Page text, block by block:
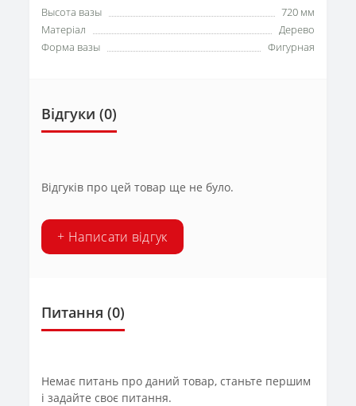
Высота вазы
720 мм
Матеріал
Дерево
Форма вазы
Фигурная
Відгуки (0)
Відгуків про цей товар ще не було.
+ Написати відгук
Питання (0)
Немає питань про даний товар, станьте першим
і задайте своє питання.